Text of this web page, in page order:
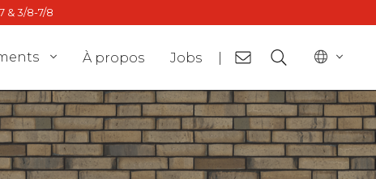
& 3/8-7/8
À propos Jobs
BE - nl